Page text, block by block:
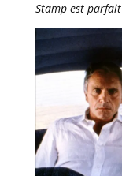
Stamp est parfait